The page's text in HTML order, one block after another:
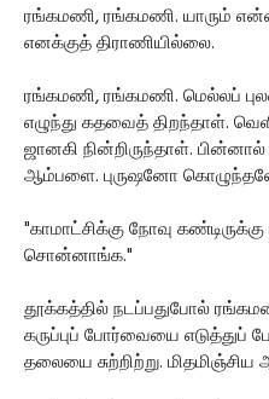
ரங்கமணி, ரங்கமணி. யாரும்
எனக்குத் திராணியில்லை.
ரங்கமணி, ரங்கமணி. மெல்லப்
எழுந்து கதவைத் திறந்தாள்.
ஜானகி நின்றிருந்தாள்.
ஆம்பளை. புருஷனோ
"காமாட்சிக்கு நோவு
சொன்னாங்க."
தூக்கத்தில் நடப்பதுபோல்
கருப்புப் போர்வையை
தலையை சுற்றிற்று.